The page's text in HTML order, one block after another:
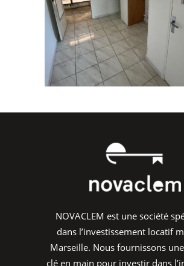
NOVACLEM est une société
dans l’investissement locatif
Marseille. Nous fournissons
clé en main pour investir dans